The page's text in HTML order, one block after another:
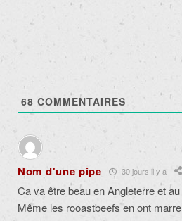
68 COMMENTAIRES
Nom d'une pipe 30 jours il y a
Ca va être beau en Angleterre et
Même les rooastbeefs en ont